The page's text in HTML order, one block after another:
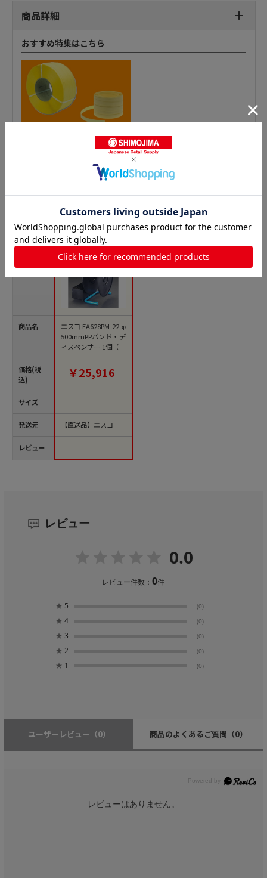
商品詳細
おすすめ特集はこちら
PPバンドの人気商品との比較
商品名
価格(税
込)
サイズ
発送元
レビュー
エスコ EA628PM-22 φ
500mmPPバンド・デ
ィスペンサー 1個（ご
注文単位1個）【直送
￥25,916
【直送品】エスコ
レビュー
0.0
レビュー件数：0件
★ 5 (0)
★ 4 (0)
★ 3 (0)
★ 2 (0)
★ 1 (0)
ユーザーレビュー （0） 商品のよくあるご質問 （0）
レビューはありません。